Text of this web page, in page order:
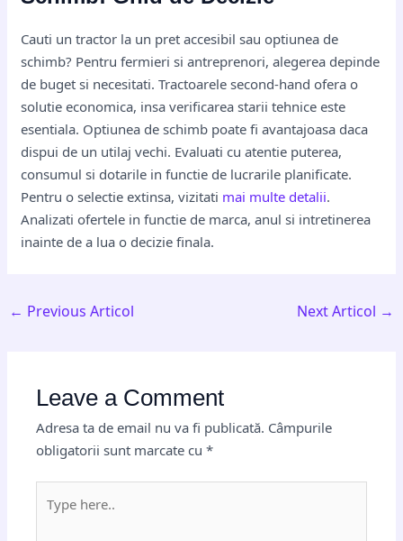
Cauti un tractor la un pret accesibil sau optiunea de
schimb? Pentru fermieri si antreprenori, alegerea depinde
de buget si necesitati. Tractoarele second-hand ofera o
solutie economica, insa verificarea starii tehnice este
esentiala. Optiunea de schimb poate fi avantajoasa daca
dispui de un utilaj vechi. Evaluati cu atentie puterea,
consumul si dotarile in functie de lucrarile planificate.
Pentru o selectie extinsa, vizitati mai multe detalii.
Analizati ofertele in functie de marca, anul si intretinerea
inainte de a lua o decizie finala.
← Previous Articol Next Articol →
Leave a Comment
Adresa ta de email nu va fi publicată. Câmpurile
obligatorii sunt marcate cu*
here..